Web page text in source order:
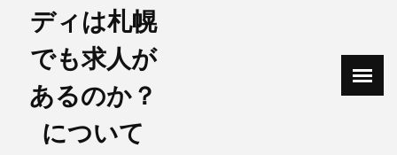
ディは札幌
でも求人が
あるのか？
について